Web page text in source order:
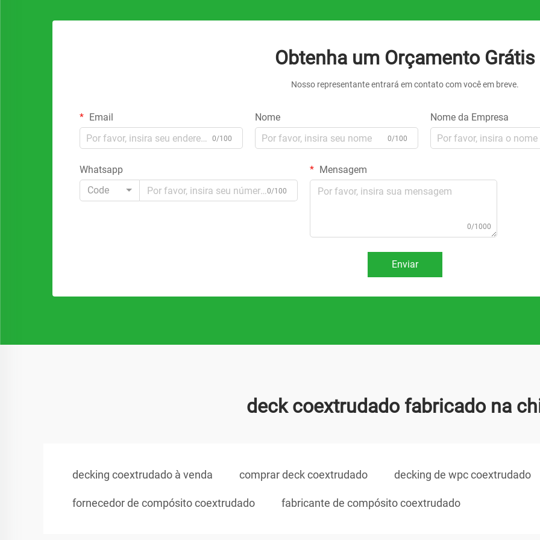
Obtenha um Orçamento Grátis
Nosso representante entrará em contato com você em breve.
Email
0/100
Nome
0/100
Nome da Empresa
Whatsapp
Code
0/100
Mensagem
0/1000
Enviar
deck coextrudado fabricado na
decking coextrudado à venda comprar deck coextrudado decking de wpc coextrudado
fornecedor de compósito coextrudado fabricante de compósito coextrudado